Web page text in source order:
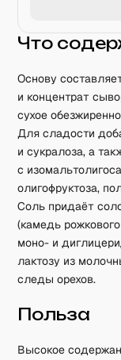
Что
Основу
и концентрат
сухое
Для сладости
и сукралоза, а
с
олигофруктоза,
Соль придаёт
(камедь
моно- и
лактозу из
следы орехов.
Польза
Высокое